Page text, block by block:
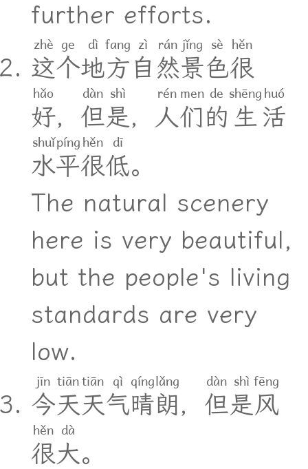
further efforts.
这
zhè
个
ge
地
dì
方
fang
自
zì
然
rán
景
jǐng
色
sè
很
hěn
好
hǎo
， 但
dàn
是
shì
， 人
rén
们
men
的
de
生
shēng
活
huó
水
shuǐ
平
píng
很
hěn
低
dī
。
The natural scenery
here is very beautiful,
but the people's living
standards are very
low.
今
jīn
天
tiān
天
tiān
气
qì
晴
qíng
朗
lǎng
， 但
dàn
是
shì
风
fēng
很
hěn
大
dà
。